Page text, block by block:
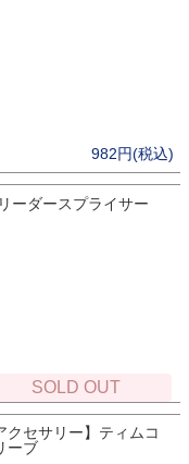
982円(税込)
ーダースプライサー
SOLD OUT
クセサリー】ティムコ
ーブ